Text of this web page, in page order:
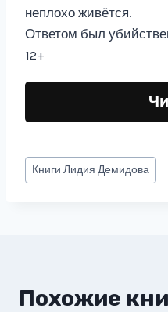
неплохо живётся.
Ответом был
12+
Метки
записи:
КнигиЛидия Демидова
Похожие